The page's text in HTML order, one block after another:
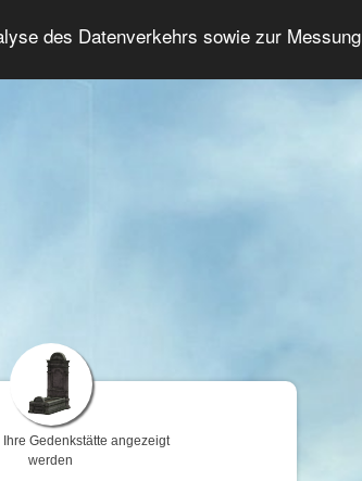
des Datenverkehrs sowie zur Messung
Anmelden
Ihre Gedenkstätte angezeigt
werden